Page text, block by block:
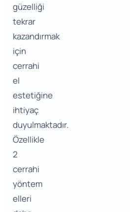
güzelliği
tekrar
kazandırmak
için
cerrahi
el
estetiğine
ihtiyaç
duyulmaktadır.
Özellikle
2
cerrahi
yöntem
elleri